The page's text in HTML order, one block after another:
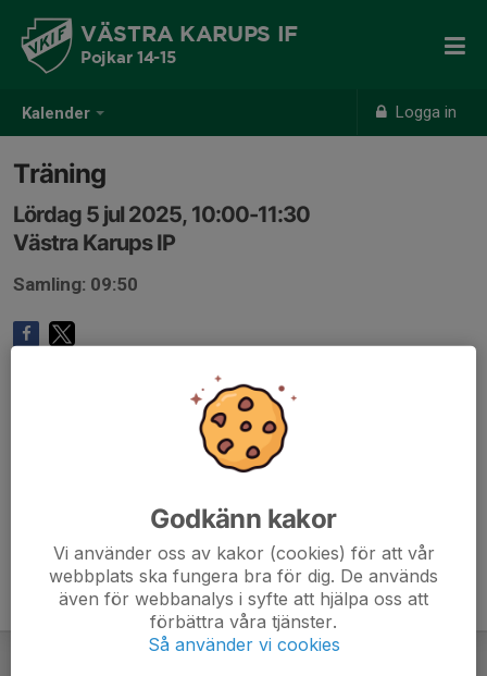
Kalender Logga in
VÄSTRA KARUPS IF
Pojkar 14-15
Träning
Lördag 5 jul 2025, 10:00-11:30
Västra Karups IP
Samling: 09:50
Godkänn kakor
Vi använder oss av kakor (cookies) för att vår
webbplats ska fungera bra för dig. De används
även för webbanalys i syfte att hjälpa oss att
förbättra våra tjänster.
Så använder vi cookies